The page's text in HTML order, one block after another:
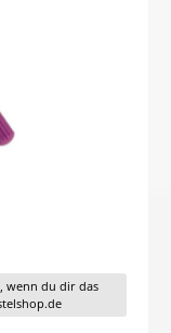
wenn du dir das